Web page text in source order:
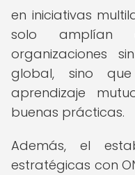
en iniciativas
solo
organizaciones
global, sino
aprendizaje
buenas prácticas.
Además, el
estratégicas con